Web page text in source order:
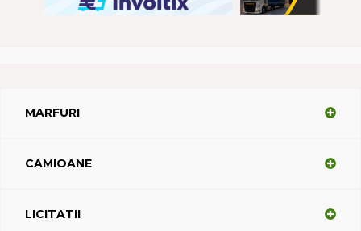
MARFURI
CAMIOANE
LICITATII